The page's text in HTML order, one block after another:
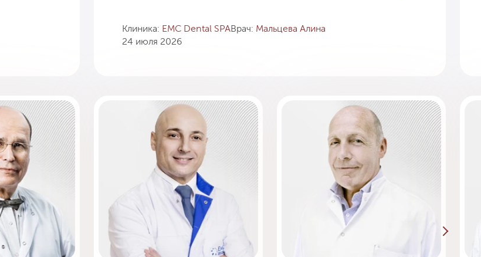
Клиника: EMC Dental SPAВрач: Мальцева Алина
24 июля 2026